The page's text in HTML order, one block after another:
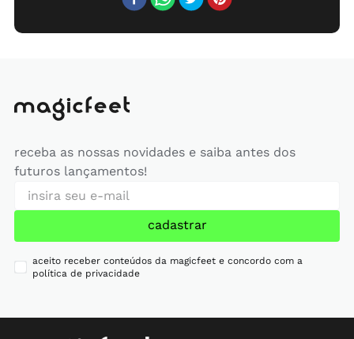
receba as nossas novidades e saiba antes dos
futuros lançamentos!
cadastrar
aceito receber conteúdos da magicfeet e concordo com a
política de privacidade